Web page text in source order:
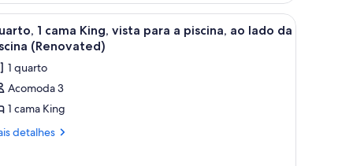
e vista para a cidade.Quarto de hotel com uma cama grande,
6
1 cama King, vista para a piscina, ao lado da
(Renovated)
1 quarto
Acomoda 3
1 cama King
detalhes